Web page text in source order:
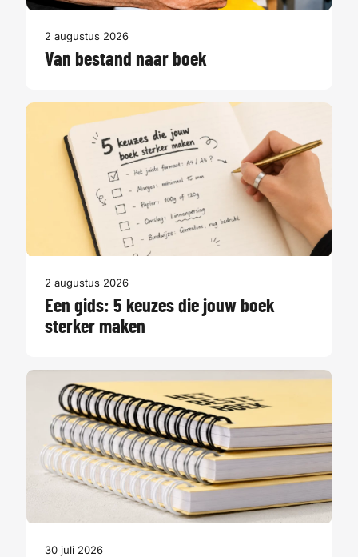
2 augustus 2026
Van bestand naar boek
2 augustus 2026
Een gids: 5 keuzes die jouw boek
sterker maken
30 juli 2026